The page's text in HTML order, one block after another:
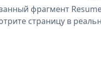
фрагмент
страницу в